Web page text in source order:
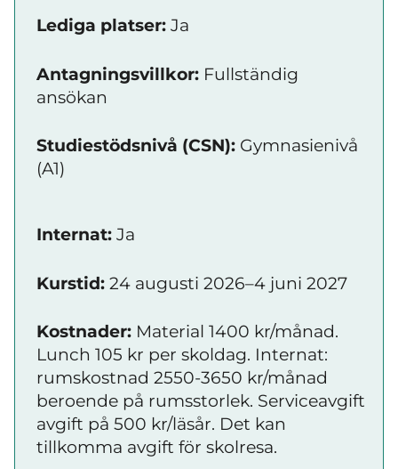
Lediga platser: Ja
Antagningsvillkor: Fullständig
ansökan
Studiestödsnivå (CSN): Gymnasienivå
(A1)
Internat: Ja
Kurstid: 24 augusti 2026–4 juni 2027
Kostnader: Material 1400 kr/månad.
Lunch 105 kr per skoldag. Internat:
rumskostnad 2550-3650 kr/månad
beroende på rumsstorlek. Serviceavgift
avgift på 500 kr/läsår. Det kan
tillkomma avgift för skolresa.